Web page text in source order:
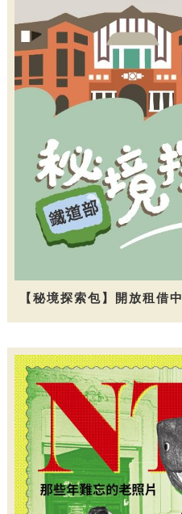
【秘境探索包】開放租借中